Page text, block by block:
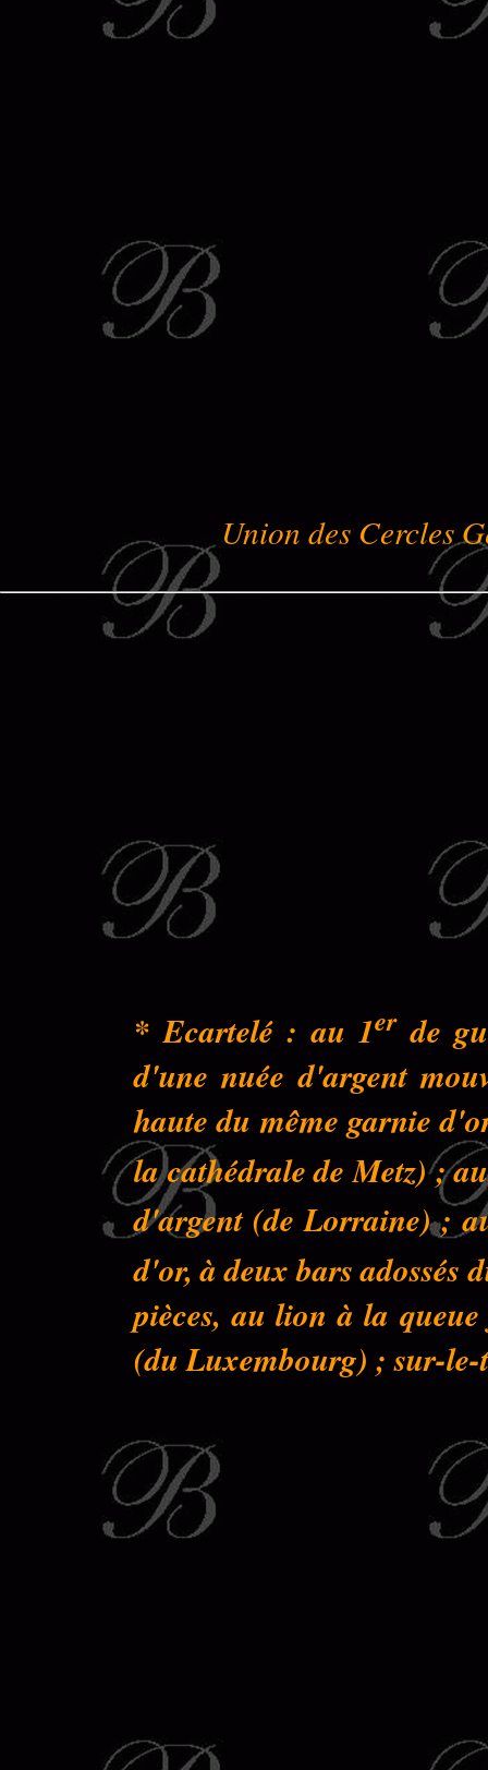
Union des Cercles
* Ecartelé : au 1erde
d'une nuée d'argent
haute du même garnie
la cathédrale de Metz) ;
d'argent (de Lorraine) ;
d'or, à deux bars adossés
pièces, au lion à la
(du Luxembourg) ; sur-le-